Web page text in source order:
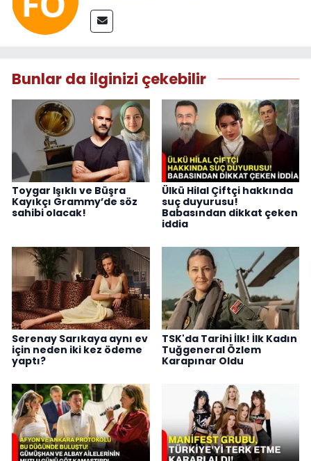
Bunlar da ilginizi çekebilir
Toygar Işıklı ve Büşra
Kayıkçı Grammy’de söz
sahibi olacak!
Ülkü Hilal Çiftçi hakkında
suç duyurusu!
Babasından dikkat çeken
iddia
Serenay Sarıkaya aynı ev
için neden iki kez ödeme
yaptı?
TSK'da Tarihi İlk! İlk Kadın
Tuğgeneral Özlem
Karapınar Oldu